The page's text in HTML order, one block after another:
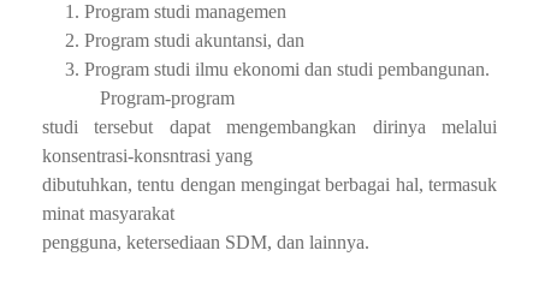
Program studi managemen
Program studi akuntansi, dan
Program studi ilmu ekonomi dan studi pembangunan.
Program-program
studi tersebut dapat mengembangkan dirinya melalui
konsentrasi-konsntrasi yang
dibutuhkan, tentu dengan mengingat berbagai hal, termasuk
minat masyarakat
pengguna, ketersediaan SDM, dan lainnya.